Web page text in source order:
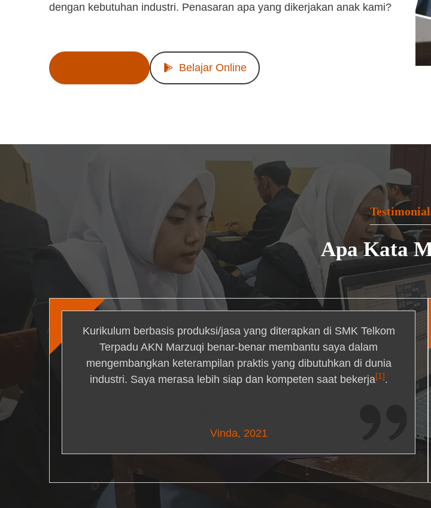
dengan kebutuhan industri. Penasaran apa yang dikerjakan anak kami?
Belajar Online
Apa Kata
Kurikulum berbasis produksi/jasa yang diterapkan di SMK Telkom
Terpadu AKN Marzuqi benar-benar membantu saya dalam
mengembangkan keterampilan praktis yang dibutuhkan di dunia
industri. Saya merasa lebih siap dan kompeten saat bekerja[1].
Vinda, 2021